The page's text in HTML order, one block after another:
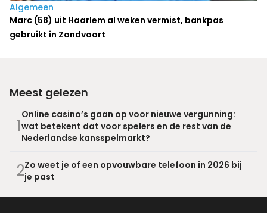
Algemeen
Marc (58) uit Haarlem al weken vermist, bankpas
gebruikt in Zandvoort
Meest gelezen
1
Online casino’s gaan op voor nieuwe vergunning:
wat betekent dat voor spelers en de rest van de
Nederlandse kansspelmarkt?
2Zo weet je of een opvouwbare telefoon in 2026 bij
je past